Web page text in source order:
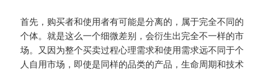
首先，购买者和使用者有可能是分离的，属于完全不同的
个体。就是这么一个细微差别，会衍生出完全不一样的市
场。又因为整个买卖过程心理需求和使用需求远不同于个
人自用市场，即使是同样的品类的产品，生命周期和技术